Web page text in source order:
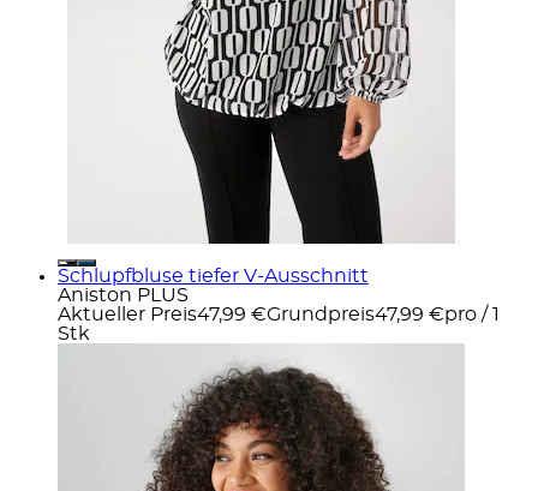
Schlupfbluse tiefer V-Ausschnitt
Aniston PLUS
Aktueller Preis47,99 €Grundpreis47,99 €pro / 1
Stk